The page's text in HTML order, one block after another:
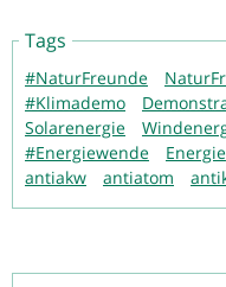
Tags
#NaturFreunde
#Klimademo
Solarenergie
#Energiewende
antiakw
antiatom